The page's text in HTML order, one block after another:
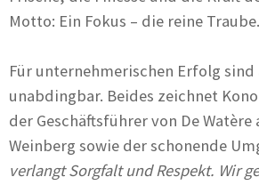
Motto: Ein Fokus – die reine Traube.
Für unternehmerischen Erfolg
unabdingbar. Beides zeichnet
der Geschäftsführer von De
Weinberg sowie der schonende
verlangt Sorgfalt und Respekt. Wir